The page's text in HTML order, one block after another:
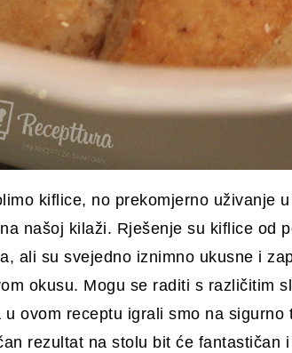
kiflice, no prekomjerno uživanje
našoj kilaži. Rješenje su kiflice od
ali su svejedno iznimno ukusne i
okusu. Mogu se raditi s različitim
u ovom receptu igrali smo na
rezultat na stolu bit će fantastičan